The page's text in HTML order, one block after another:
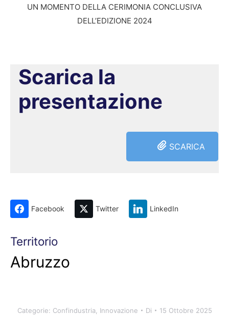
UN MOMENTO DELLA CERIMONIA CONCLUSIVA
DELL’EDIZIONE 2024
Scarica la
presentazione
SCARICA
Facebook Twitter LinkedIn
Territorio
Abruzzo
Categorie: Confindustria, Innovazione Di 15 Ottobre 2025